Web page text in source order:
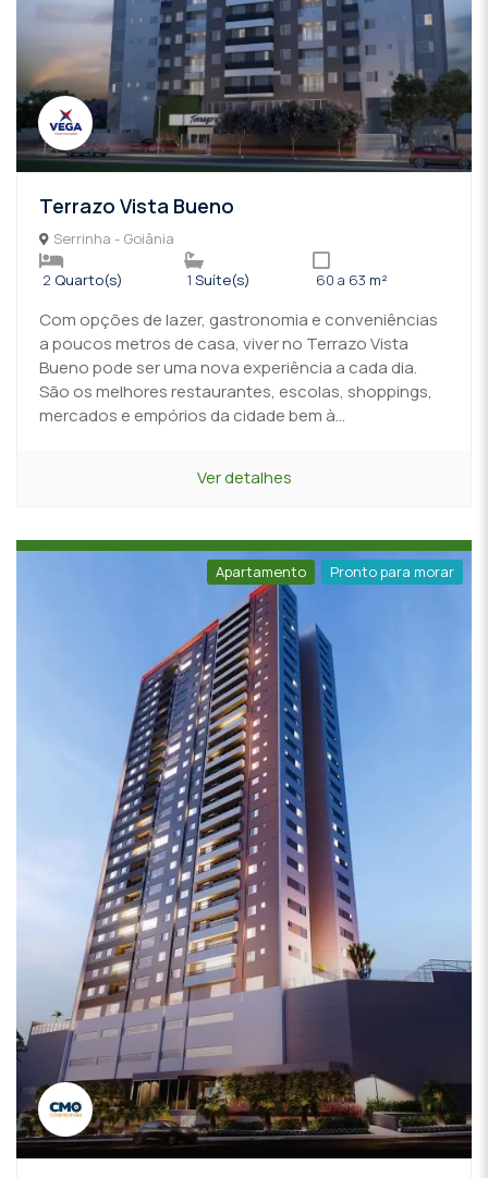
Terrazo Vista Bueno
Serrinha - Goiânia
2 Quarto(s) 1 Suíte(s) 60 a 63 m²
Com opções de lazer, gastronomia e conveniências
a poucos metros de casa, viver no Terrazo Vista
Bueno pode ser uma nova experiência a cada dia.
São os melhores restaurantes, escolas, shoppings,
mercados e empórios da cidade bem à...
Ver detalhes
Apartamento Pronto para morar